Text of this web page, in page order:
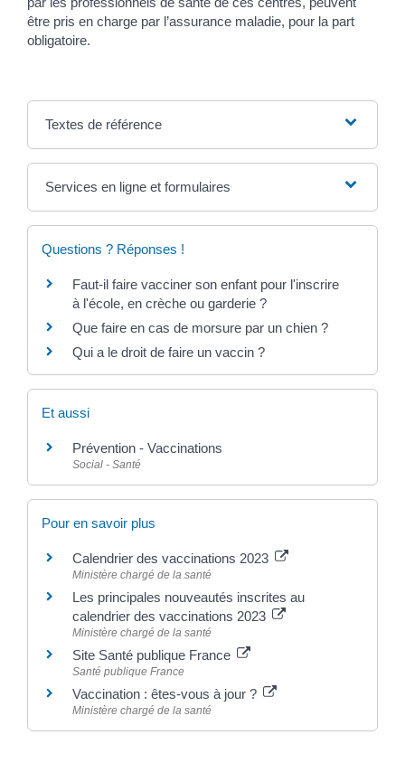
être pris en charge par l’assurance maladie, pour la part
obligatoire.
Textes de référence
Services en ligne et formulaires
Questions ? Réponses !
Faut-il faire vacciner son enfant pour l'inscrire
à l'école, en crèche ou garderie ?
Que faire en cas de morsure par un chien ?
Qui a le droit de faire un vaccin ?
Et aussi
Prévention - Vaccinations
Social - Santé
Pour en savoir plus
Calendrier des vaccinations 2023
Ministère chargé de la santé
Les principales nouveautés inscrites au
calendrier des vaccinations 2023
Ministère chargé de la santé
Site Santé publique France
Santé publique France
Vaccination : êtes-vous à jour ?
Ministère chargé de la santé